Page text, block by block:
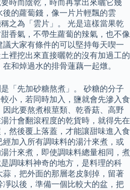
時而陰乾，時而再拿出來曬它幾
的蘿蔔錢，像一片片輕飄的雲
之為「雲片」。 光是這樣當果乾
香氣，不帶生蘿蔔的辣氣，也不像
大家有條件的可以堅持每天喫一
裡挖出來直接曬乾的沒有加過工的
和焯過水的排骨蓮藕一起燉。
「先加砂糖熬煮」。 砂糖的分子
小，若同時加入，鹽就會先滲入食
此要熬煮根莖類、乾香菇、高野
汁會翻滾程度的乾貨時，就得先在
然後覆上落蓋，才能讓甜味進入食
加入所有調味料的湯汁來煮，或
汁來煮，即使調味料總量相同，煮
調味料神奇的地方，是料理的科
，把外面的那層老皮剝掉，留著
以後，準備一個比較大的盆，把